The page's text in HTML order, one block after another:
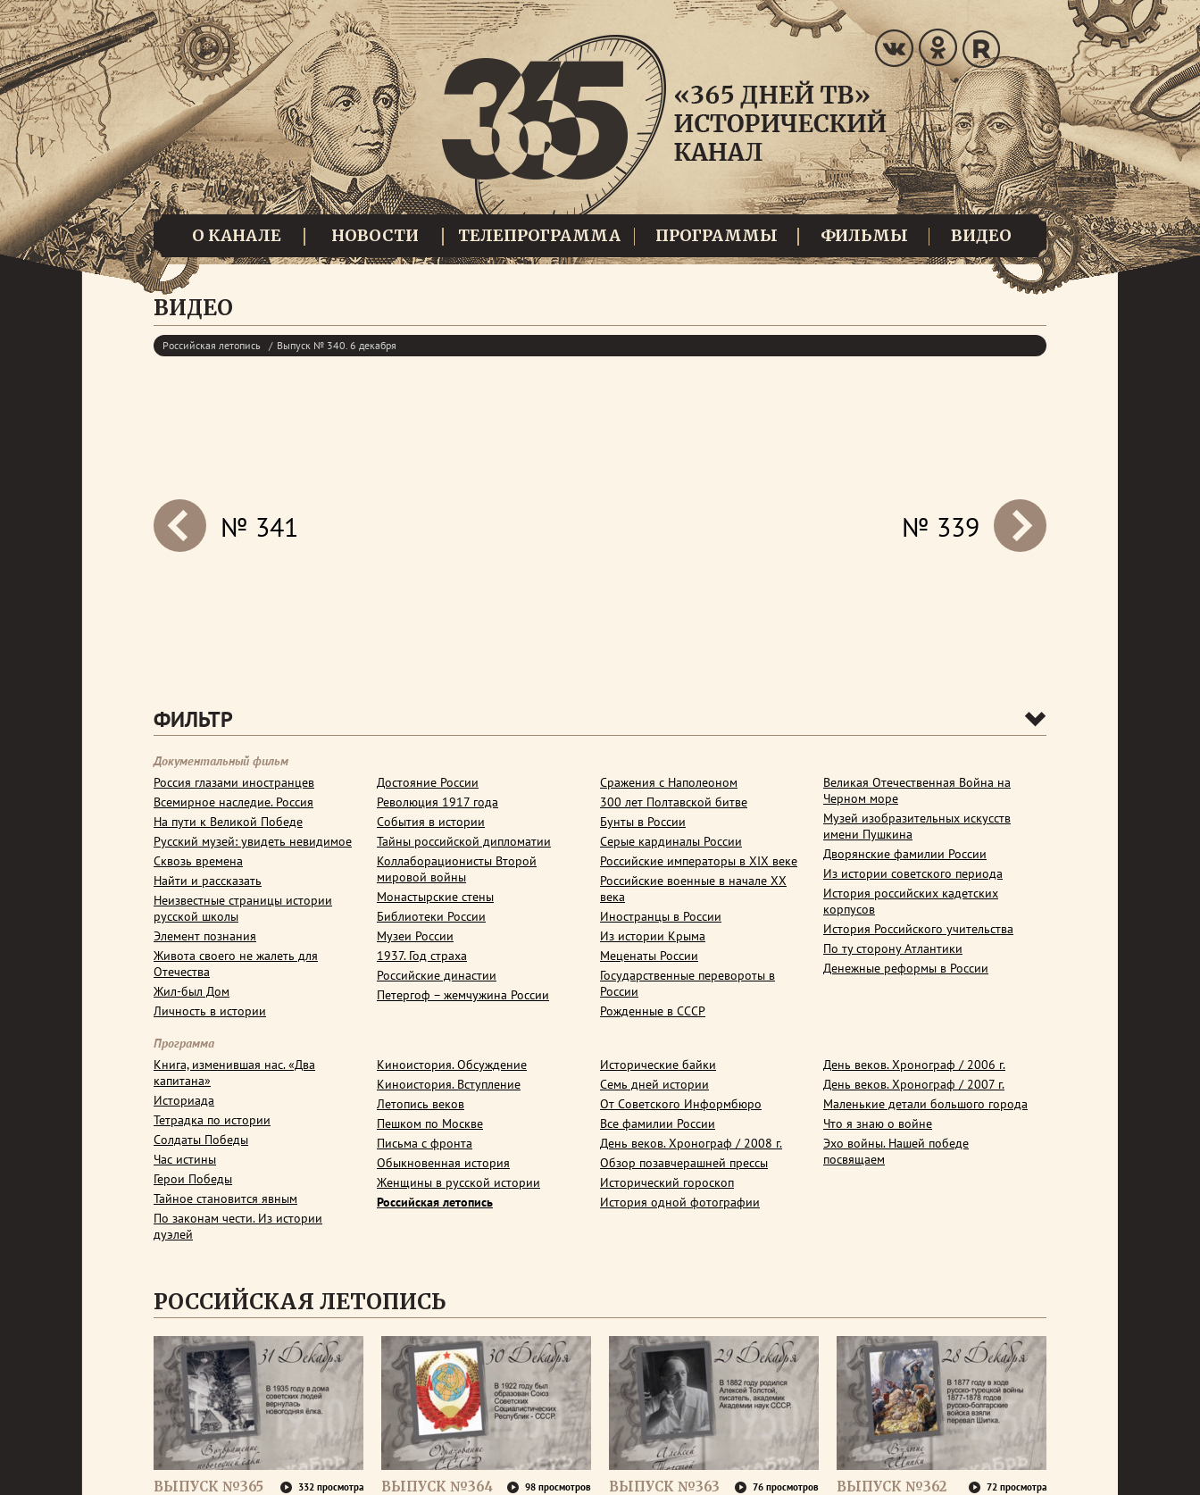
О КАНАЛЕ НОВОСТИ ТЕЛЕПРОГРАММА ПРОГРАММЫ ФИЛЬМЫ ВИДЕО
ВИДЕО
Российская летопись Выпуск № 340. 6 декабря
prev
next № 339
№ 341
ФИЛЬТР
Документальный фильм
Россия глазами иностранцев
Всемирное наследие. Россия
На пути к Великой Победе
Русский музей: увидеть невидимое
Сквозь времена
Найти и рассказать
Неизвестные страницы истории
русской школы
Элемент познания
Живота своего не жалеть для
Отечества
Жил-был Дом
Личность в истории
Достояние России
Революция 1917 года
События в истории
Тайны российской дипломатии
Коллаборационисты Второй
мировой войны
Монастырские стены
Библиотеки России
Музеи России
1937. Год страха
Российские династии
Петергоф – жемчужина России
Сражения с Наполеоном
300 лет Полтавской битве
Бунты в России
Серые кардиналы России
Российские императоры в XIX веке
Российские военные в начале ХХ
века
Иностранцы в России
Из истории Крыма
Меценаты России
Государственные перевороты в
России
Рожденные в СССР
Великая Отечественная Война на
Черном море
Музей изобразительных искусств
имени Пушкина
Дворянские фамилии России
Из истории советского периода
История российских кадетских
корпусов
История Российского учительства
По ту сторону Атлантики
Денежные реформы в России
Программа
Книга, изменившая нас. «Два
капитана»
Историада
Тетрадка по истории
Солдаты Победы
Час истины
Герои Победы
Тайное становится явным
По законам чести. Из истории
дуэлей
Киноистория. Обсуждение
Киноистория. Вступление
Летопись веков
Пешком по Москве
Письма с фронта
Обыкновенная история
Женщины в русской истории
Российская летопись
Исторические байки
Семь дней истории
От Советского Информбюро
Все фамилии России
День веков. Хронограф / 2008 г.
Обзор позавчерашней прессы
Исторический гороскоп
История одной фотографии
День веков. Хронограф / 2006 г.
День веков. Хронограф / 2007 г.
Маленькие детали большого города
Что я знаю о войне
Эхо войны. Нашей победе
посвящаем
РОССИЙСКАЯ ЛЕТОПИСЬ
ВЫПУСК №365 332 просмотра ВЫПУСК №364 98 просмотров ВЫПУСК №363 76 просмотров ВЫПУСК №362 72 просмотра